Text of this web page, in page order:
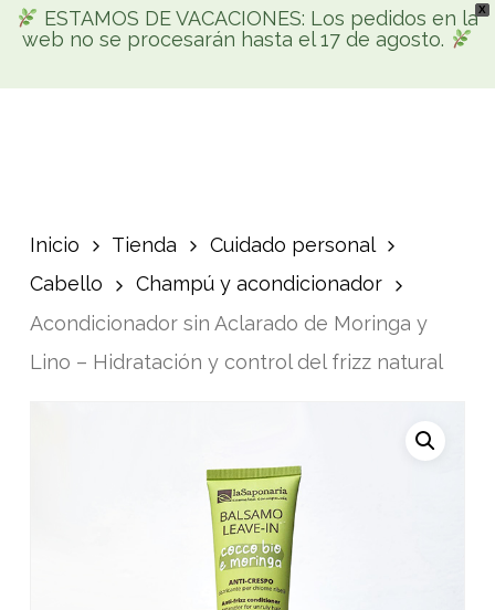
X
ESTAMOS DE VACACIONES: Los pedidos en la
web no se procesarán hasta el 17 de agosto.
Skip
mainBúsqueda
searchaccount
Inicio Tienda
Cuidado personal
Cabello
Champú y acondicionador
Acondicionador sin Aclarado de Moringa y
Lino – Hidratación y control del frizz natural